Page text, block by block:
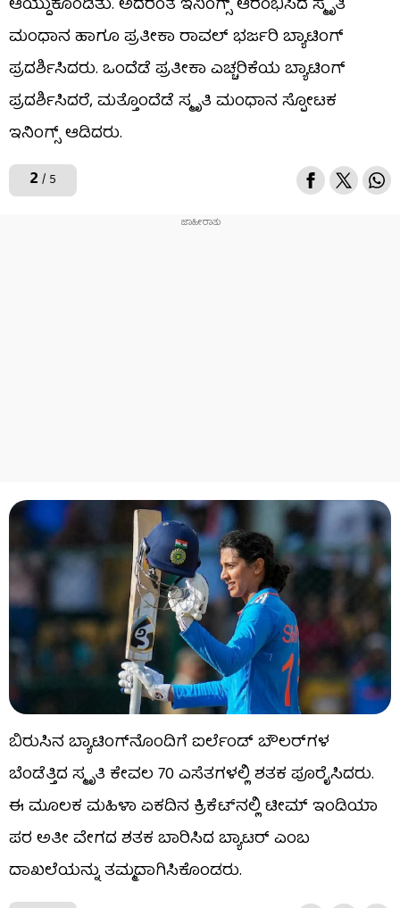
ಮಂಧಾನ ಹಾಗೂ ಪ್ರತೀಕಾ ರಾವಲ್ ಭರ್ಜರಿ ಬ್ಯಾಟಿಂಗ್
ಪ್ರದರ್ಶಿಸಿದರು. ಒಂದೆಡೆ ಪ್ರತೀಕಾ ಎಚ್ಚರಿಕೆಯ ಬ್ಯಾಟಿಂಗ್​
ಪ್ರದರ್ಶಿಸಿದರೆ, ಮತ್ತೊಂದೆಡೆ ಸ್ಮೃತಿ ಮಂಧಾನ ಸ್ಪೋಟಕ
ಇನಿಂಗ್ಸ್ ಆಡಿದರು.
2 / 5
ಬಿರುಸಿನ ಬ್ಯಾಟಿಂಗ್​ನೊಂದಿಗೆ ಐರ್ಲೆಂಡ್ ಬೌಲರ್​​ಗಳ
ಬೆಂಡೆತ್ತಿದ ಸ್ಮೃತಿ ಕೇವಲ 70 ಎಸೆತಗಳಲ್ಲಿ ಶತಕ ಪೂರೈಸಿದರು.
ಈ ಮೂಲಕ ಮಹಿಳಾ ಏಕದಿನ ಕ್ರಿಕೆಟ್​ನಲ್ಲಿ ಟೀಮ್ ಇಂಡಿಯಾ
ಪರ ಅತೀ ವೇಗದ ಶತಕ ಬಾರಿಸಿದ ಬ್ಯಾಟರ್ ಎಂಬ
ದಾಖಲೆಯನ್ನು ತಮ್ಮದಾಗಿಸಿಕೊಂಡರು.